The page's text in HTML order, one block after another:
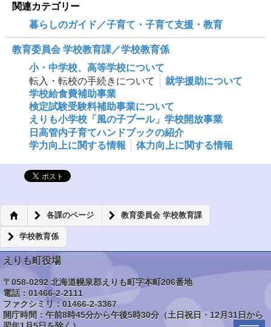
関連カテゴリー
暮らしのガイド／子育て・子育て支援・教育
教育委員会 学校教育課／学校教育係
小・中学校、高等学校について
転入・転校の手続きについて
就学援助について
学校給食費補助事業
検定試験受験料補助事業について
えりも小学校「風の子プール」学校開放事業
日高管内子育てハンドブックの紹介
学力向上に関する情報
体力向上に関する情報
各課のページ 教育委員会 学校教育課
学校教育係
えりも町役場
〒058-0292 北海道幌泉郡えりも町字本町206番地
電話：01466-2-2111
ファクシミリ：01466-2-3367
開庁時間：午前8時45分から午後5時30分（土日祝日・12月31日から